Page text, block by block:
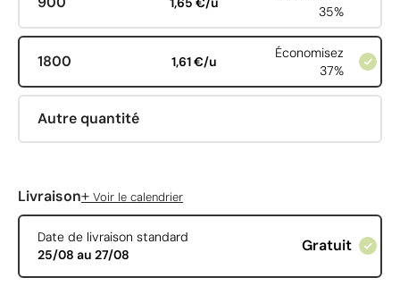
35%
1800 1,61 €/u
Économisez
37%
Autre quantité
Livraison+ Voir le calendrier
Date de livraison standard
25/08 au 27/08
Gratuit